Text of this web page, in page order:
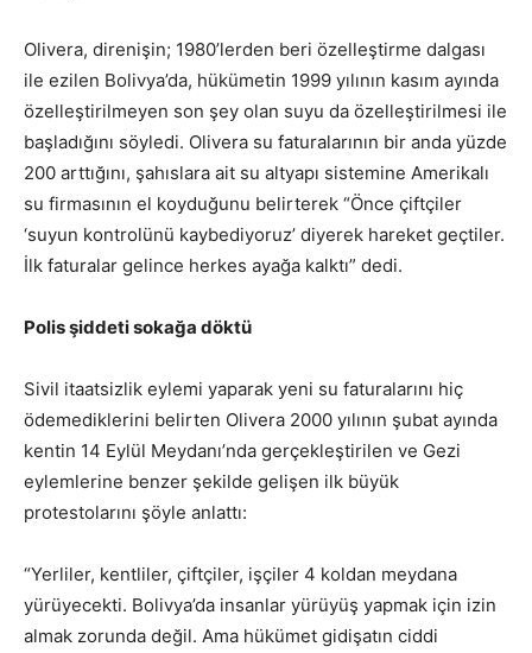
Olivera, direnişin; 1980’lerden beri özelleştirme dalgası
ile ezilen Bolivya’da, hükümetin 1999 yılının kasım ayında
özelleştirilmeyen son şey olan suyu da özelleştirilmesi ile
başladığını söyledi. Olivera su faturalarının bir anda yüzde
200 arttığını, şahıslara ait su altyapı sistemine Amerikalı
su firmasının el koyduğunu belirterek “Önce çiftçiler
‘suyun kontrolünü kaybediyoruz’ diyerek hareket geçtiler.
İlk faturalar gelince herkes ayağa kalktı” dedi.
Polis şiddeti sokağa döktü
Sivil itaatsizlik eylemi yaparak yeni su faturalarını hiç
ödemediklerini belirten Olivera 2000 yılının şubat ayında
kentin 14 Eylül Meydanı’nda gerçekleştirilen ve Gezi
eylemlerine benzer şekilde gelişen ilk büyük
protestolarını şöyle anlattı:
“Yerliler, kentliler, çiftçiler, işçiler 4 koldan meydana
yürüyecekti. Bolivya’da insanlar yürüyüş yapmak için izin
almak zorunda değil. Ama hükümet gidişatın ciddi